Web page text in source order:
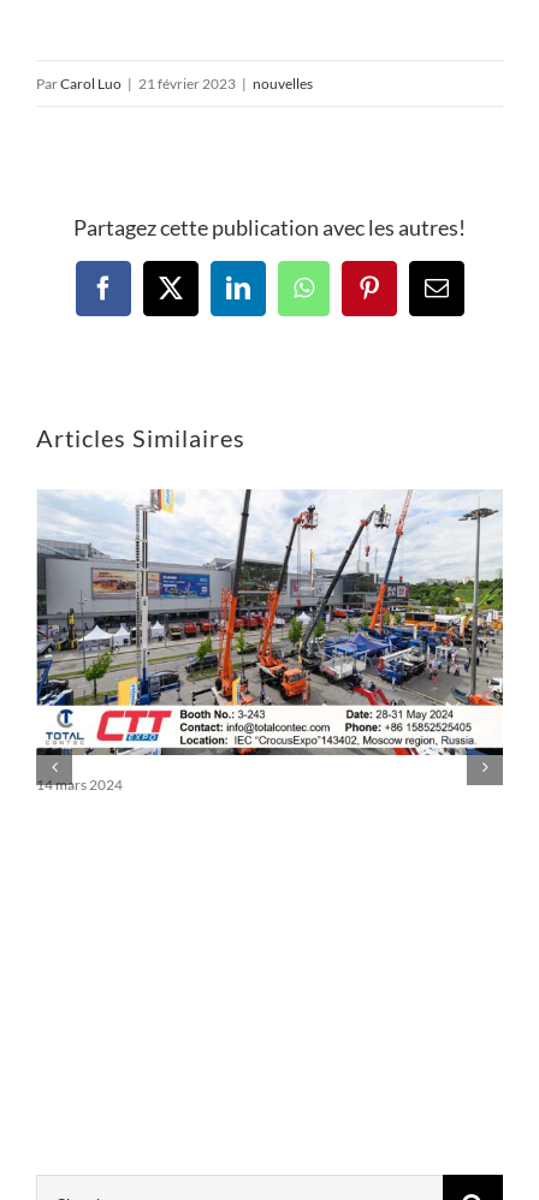
ParCarol Luo | 21 février 2023 | nouvelles
Partagez cette publication avec les autres!
Articles Similaires
14 mars 2024